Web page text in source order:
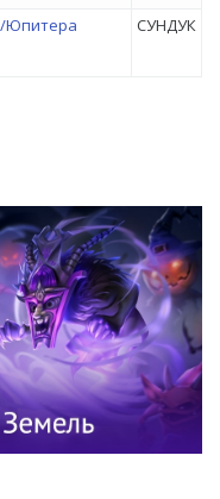
Юпитера
СУНДУК